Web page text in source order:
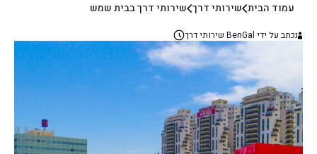
עמוד הבית שירותי דרך שירותי דרך בבית שמש
נכתב על ידי BenGal שירותי דרך